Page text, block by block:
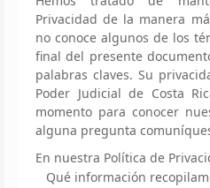
Privacidad de la manera
no conoce algunos de los
final del presente
palabras claves. Su
Poder Judicial de Costa
momento para conocer
alguna pregunta
En nuestra Política de
Qué información